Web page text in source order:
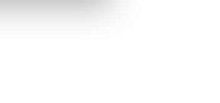
detaylı bilgi için Ayarlar
ve sitemizde ilgili